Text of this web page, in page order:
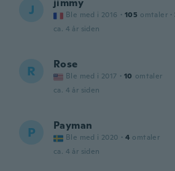
J jimmy
Ble med i 2016 · 105 omtaler ·
ca. 4 år siden
R Rose
Ble med i 2017 · 10 omtaler
ca. 4 år siden
P Payman
Ble med i 2020 · 4 omtaler
ca. 4 år siden